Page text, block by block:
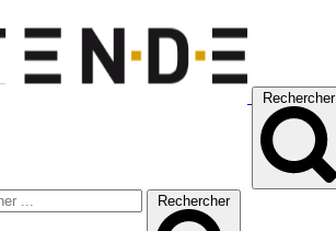
Rechercher
Rechercher